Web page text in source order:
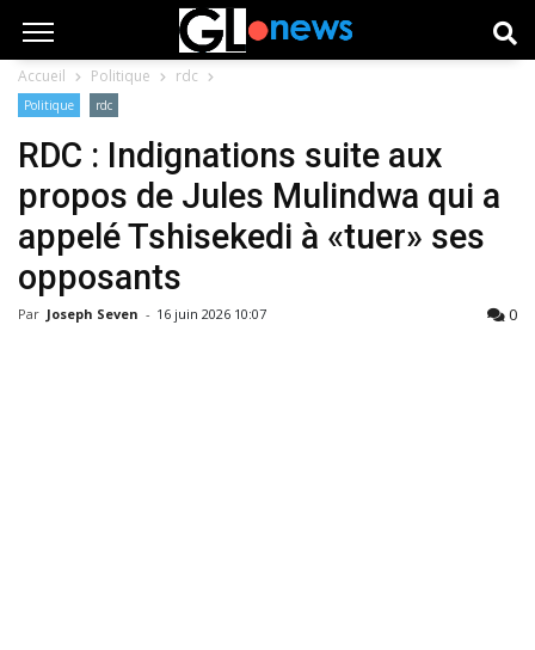
Accueil Politique rdc
Politique rdc
RDC : Indignations suite aux
propos de Jules Mulindwa qui a
appelé Tshisekedi à «tuer» ses
opposants
Par Joseph Seven - 16 juin 2026 10:07 0